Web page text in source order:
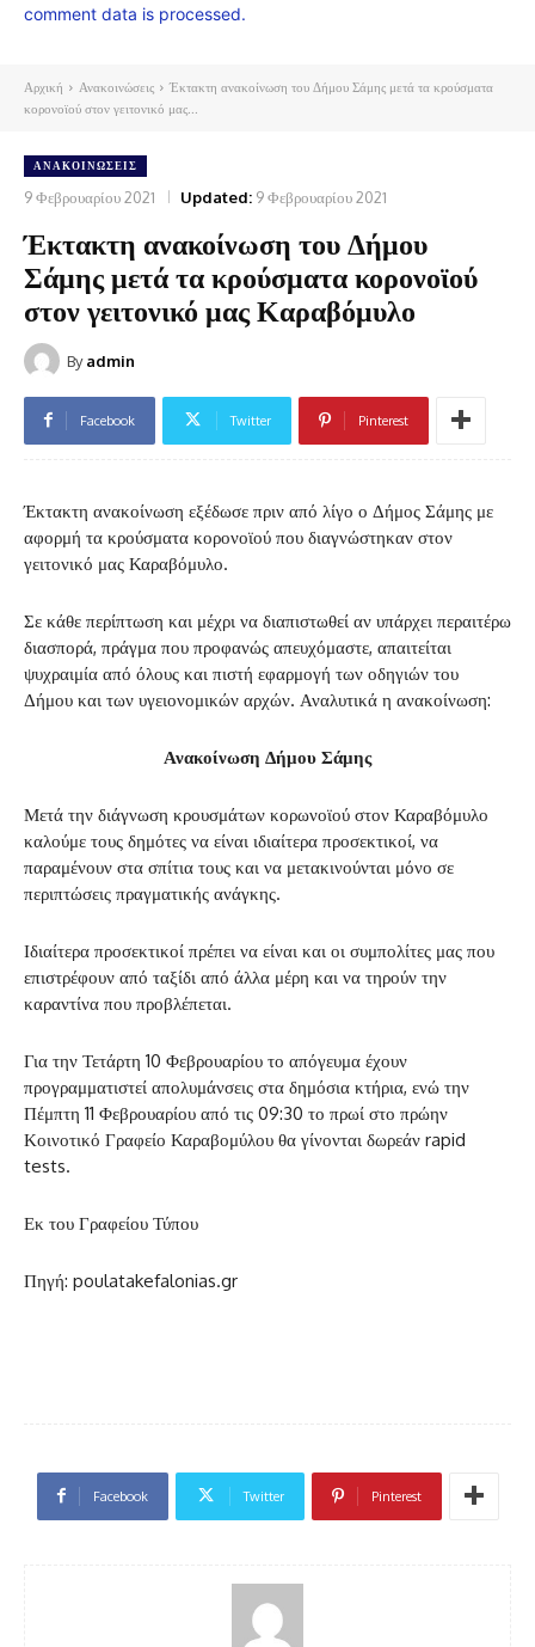
comment data is processed.